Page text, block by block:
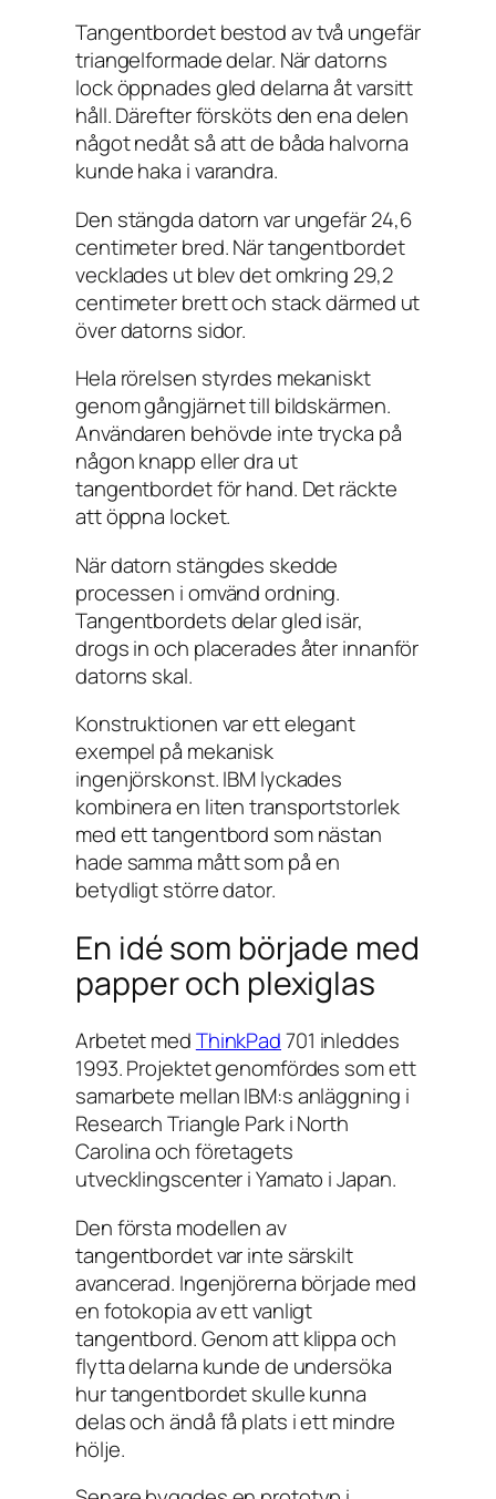
Tangentbordet bestod av två ungefär
triangelformade delar. När datorns
lock öppnades gled delarna åt varsitt
håll. Därefter försköts den ena delen
något nedåt så att de båda halvorna
kunde haka i varandra.
Den stängda datorn var ungefär 24,6
centimeter bred. När tangentbordet
vecklades ut blev det omkring 29,2
centimeter brett och stack därmed ut
över datorns sidor.
Hela rörelsen styrdes mekaniskt
genom gångjärnet till bildskärmen.
Användaren behövde inte trycka på
någon knapp eller dra ut
tangentbordet för hand. Det räckte
att öppna locket.
När datorn stängdes skedde
processen i omvänd ordning.
Tangentbordets delar gled isär,
drogs in och placerades åter innanför
datorns skal.
Konstruktionen var ett elegant
exempel på mekanisk
ingenjörskonst. IBM lyckades
kombinera en liten transportstorlek
med ett tangentbord som nästan
hade samma mått som på en
betydligt större dator.
En idé som började med
papper och plexiglas
Arbetet medThinkPad701 inleddes
1993. Projektet genomfördes som ett
samarbete mellan IBM:s anläggning i
Research Triangle Park i North
Carolina och företagets
utvecklingscenter i Yamato i Japan.
Den första modellen av
tangentbordet var inte särskilt
avancerad. Ingenjörerna började med
en fotokopia av ett vanligt
tangentbord. Genom att klippa och
flytta delarna kunde de undersöka
hur tangentbordet skulle kunna
delas och ändå få plats i ett mindre
hölje.